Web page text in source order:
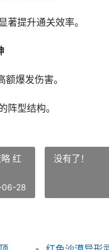
著提升通关效率。
爆发伤害。
阵型结构。
红
06-28
没有了！